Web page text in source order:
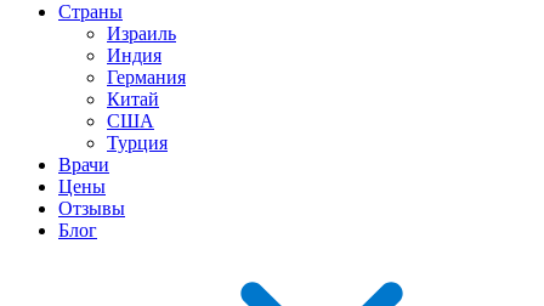
Страны
Израиль
Индия
Германия
Китай
США
Турция
Врачи
Цены
Отзывы
Блог